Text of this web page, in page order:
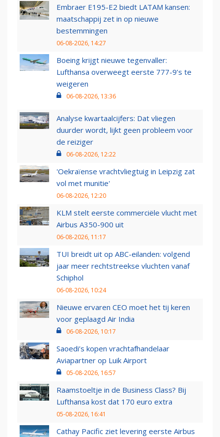
Embraer E195-E2 biedt LATAM kansen:
maatschappij zet in op nieuwe
bestemmingen
06-08-2026, 14:27
Boeing krijgt nieuwe tegenvaller:
Lufthansa overweegt eerste 777-9’s te
weigeren
06-08-2026, 13:36
Analyse kwartaalcijfers: Dat vliegen
duurder wordt, lijkt geen probleem voor
de reiziger
06-08-2026, 12:22
'Oekraïense vrachtvliegtuig in Leipzig zat
vol met munitie'
06-08-2026, 12:20
KLM stelt eerste commerciële vlucht met
Airbus A350-900 uit
06-08-2026, 11:17
TUI breidt uit op ABC-eilanden: volgend
jaar meer rechtstreekse vluchten vanaf
Schiphol
06-08-2026, 10:24
Nieuwe ervaren CEO moet het tij keren
voor geplaagd Air India
06-08-2026, 10:17
Saoedi’s kopen vrachtafhandelaar
Aviapartner op Luik Airport
05-08-2026, 16:57
Raamstoeltje in de Business Class? Bij
Lufthansa kost dat 170 euro extra
05-08-2026, 16:41
Cathay Pacific ziet levering eerste Airbus